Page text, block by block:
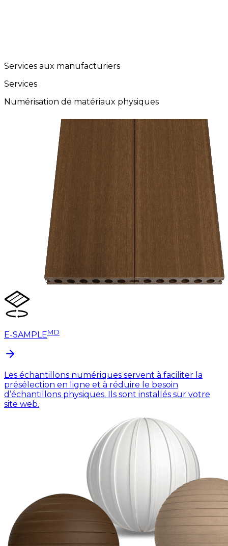
Services aux manufacturiers
Services
Numérisation de matériaux physiques
E-SAMPLEMD
Les échantillons numériques servent à faciliter la
présélection en ligne et à réduire le besoin
d’échantillons physiques. Ils sont installés sur votre
site web.